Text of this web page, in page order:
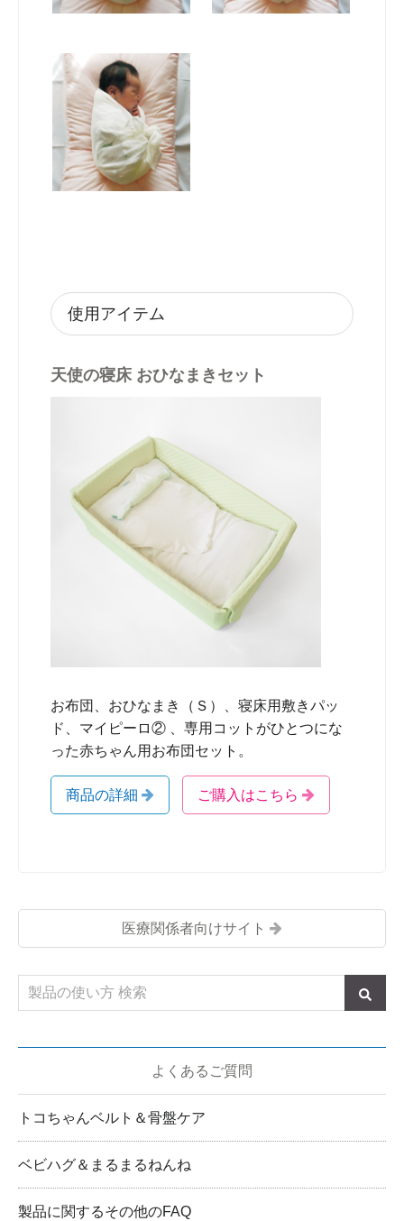
使用アイテム
天使の寝床 おひなまきセット
お布団、おひなまき（Ｓ）、寝床用敷きパッ
ド、マイピーロ② 、専用コットがひとつにな
った赤ちゃん用お布団セット。
商品の詳細 ご購入はこちら
医療関係者向けサイト
よくあるご質問
トコちゃんベルト＆骨盤ケア
ベビハグ＆まるまるねんね
製品に関するその他のFAQ